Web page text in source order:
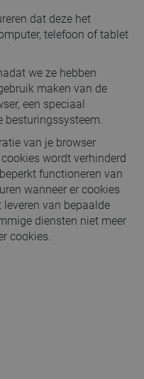
dat deze het
telefoon of tablet
we ze hebben
maken van de
een speciaal
besturingssysteem.
van je browser
wordt verhinderd
functioneren van
wanneer er cookies
van bepaalde
diensten niet meer
cookies.